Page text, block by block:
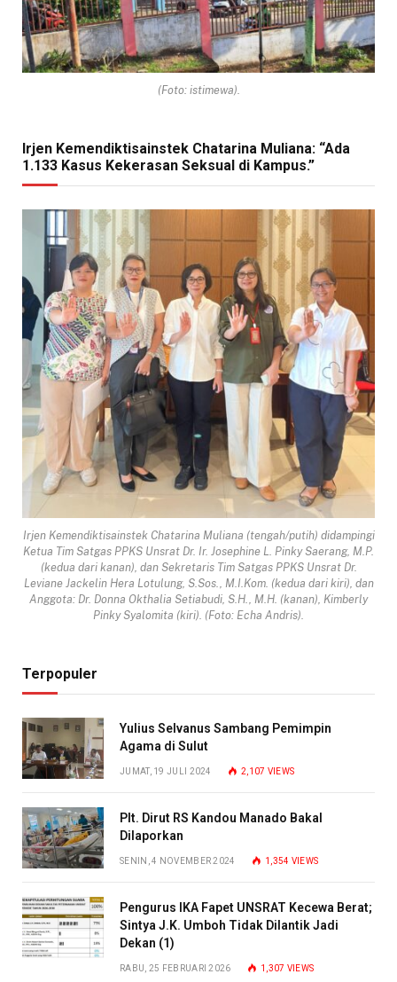
(Foto: istimewa).
Irjen Kemendiktisainstek Chatarina Muliana: “Ada
1.133 Kasus Kekerasan Seksual di Kampus.”
Irjen Kemendiktisainstek Chatarina Muliana (tengah/putih) didampingi
Ketua Tim Satgas PPKS Unsrat Dr. Ir. Josephine L. Pinky Saerang, M.P.
(kedua dari kanan), dan Sekretaris Tim Satgas PPKS Unsrat Dr.
Leviane Jackelin Hera Lotulung, S.Sos., M.I.Kom. (kedua dari kiri), dan
Anggota: Dr. Donna Okthalia Setiabudi, S.H., M.H. (kanan), Kimberly
Pinky Syalomita (kiri). (Foto: Echa Andris).
Terpopuler
Yulius Selvanus Sambang Pemimpin
Agama di Sulut
JUMAT, 19 JULI 2024 2,107 VIEWS
Plt. Dirut RS Kandou Manado Bakal
Dilaporkan
SENIN, 4 NOVEMBER 2024 1,354 VIEWS
Pengurus IKA Fapet UNSRAT Kecewa Berat;
Sintya J.K. Umboh Tidak Dilantik Jadi
Dekan (1)
RABU, 25 FEBRUARI 2026 1,307 VIEWS